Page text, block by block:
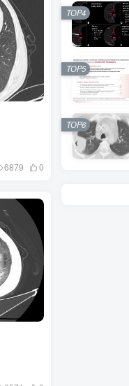
6879 0
TOP4
TOP5
TOP6